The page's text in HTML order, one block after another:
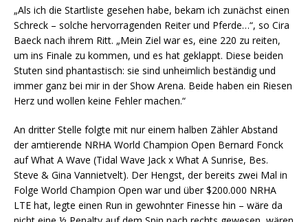
„Als ich die Startliste gesehen habe, bekam ich zunächst einen
Schreck – solche hervorragenden Reiter und Pferde…“, so Cira
Baeck nach ihrem Ritt. „Mein Ziel war es, eine 220 zu reiten,
um ins Finale zu kommen, und es hat geklappt. Diese beiden
Stuten sind phantastisch: sie sind unheimlich beständig und
immer ganz bei mir in der Show Arena. Beide haben ein Riesen
Herz und wollen keine Fehler machen.“
An dritter Stelle folgte mit nur einem halben Zähler Abstand
der amtierende NRHA World Champion Open Bernard Fonck
auf What A Wave (Tidal Wave Jack x What A Sunrise, Bes.
Steve & Gina Vannietvelt). Der Hengst, der bereits zwei Mal in
Folge World Champion Open war und über $200.000 NRHA
LTE hat, legte einen Run in gewohnter Finesse hin – wäre da